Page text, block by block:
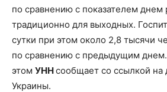
по сравнению с показателем днем
традиционно для выходных.
сутки при этом около 2,8 тысячи
по сравнению с предыдущим
этом УННсообщает со ссылкой
Украины.